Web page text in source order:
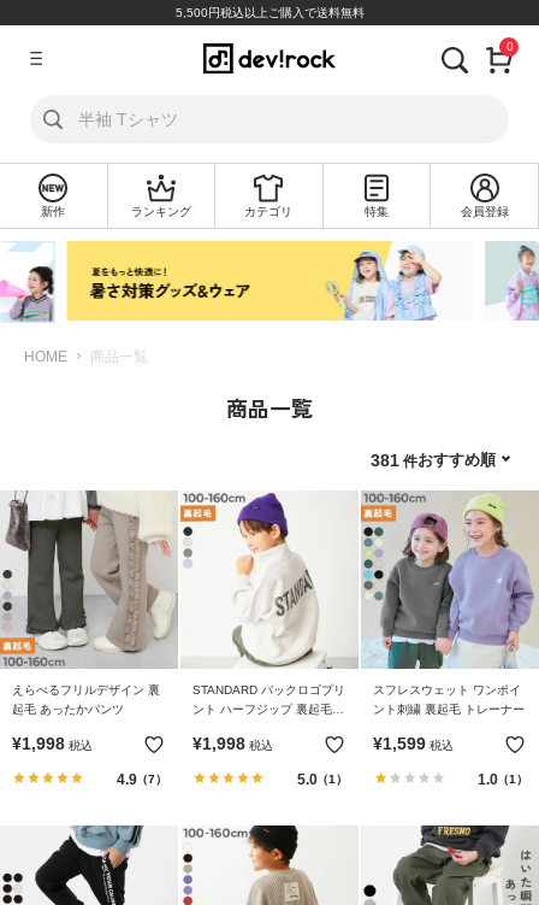
5,500円税込以上ご購入で送料無料
ロ
グ
イ
ン
新
規
会
員
登
テ
ゴ
リ
か
ら
探
す
ン
キ
か
ら
0
新作 ランキング カテゴリ 特集 会員登録
HOME 商品一覧
商品一覧
おすすめ順
381
えらべるフリルデザイン 裏
起毛 あったかパンツ
¥1,998 税込
4.9（7）
STANDARD バックロゴプリ
ント ハーフジップ 裏起毛ト
¥1,998 税込
5.0（1）
スフレスウェット ワンポイ
ント刺繍 裏起毛 トレーナー
¥1,599 税込
1.0（1）